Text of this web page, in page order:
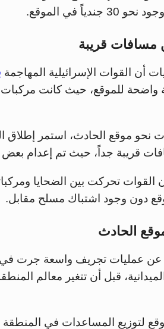
في الموقع.
مسافات قريبة
أن القوات الإسرائيلية المهاجمة
واضحة للموقع، حيث كانت
نحو موقع الحادث، استمر
قريبة جداً، حيث تم إعدام بعض
القوات تحركت بين الضحايا
دون وجود اشتباك مسلح مقابل.
الحادث
عمليات تجريف واسعة جرت في
قبل أن تتغير معالم
لتوزيع المساعدات في المنطقة